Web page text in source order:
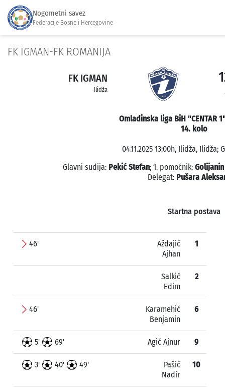
Nogometni savez
Federacije Bosne i Hercegovine
FK IGMAN-FK ROMANIJA
FK IGMAN
Ilidža
Omladinska liga BiH "CENTAR
14. kolo
04.11.2025 13:00h, Ilidža, Ilidža;
Glavni sudija: Pekić Stefan; 1. pomoćnik:
Delegat: Pušara
Startna postava
46'
Aždajić
Ajhan
1
Salkić
Edim
2
46'
Karamehić
Benjamin
6
5' 69' Agić Ajnur 9
3' 40' 49'
Pašić
Nadir
10